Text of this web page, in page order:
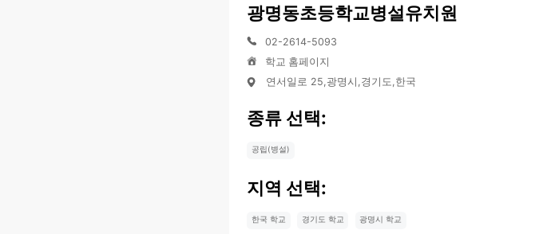
광명동초등학교병설유치원
02-2614-5093
학교 홈페이지
연서일로 25,광명시,경기도,한국
종류 선택:
공립(병설)
지역 선택:
한국 학교 경기도 학교 광명시 학교